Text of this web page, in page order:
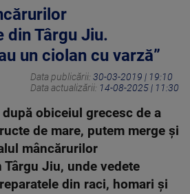
din Târgu Jiu.
un ciolan cu varză”
Data publicării: 30-03-2019 | 19:10
Data actualizării: 14-08-2025 | 11:30
după obiceiul grecesc de a
de mare, putem merge şi
mâncărurilor
Târgu Jiu, unde vedete
din raci, homari şi